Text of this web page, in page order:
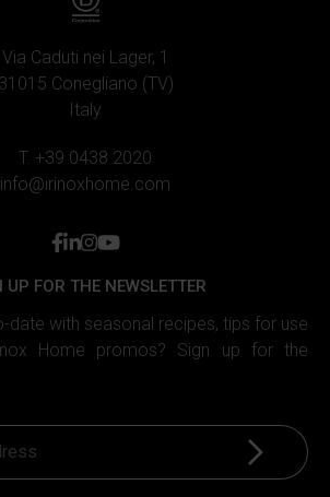
funzioni dei social media e analizzare il
sito ai nostri partner che si occupano
pubblicità e social media, i quali
con altre informazioni che hai
Via Caduti nei Lager, 1
31015 Conegliano (TV)
Italy
T. +39 0438 2020
info@irinoxhome.com
facebook
linkedin
instagram
youtube
UP FOR THE NEWSLETTER
date with seasonal recipes, tips for use
Home promos? Sign up for the
Sign up